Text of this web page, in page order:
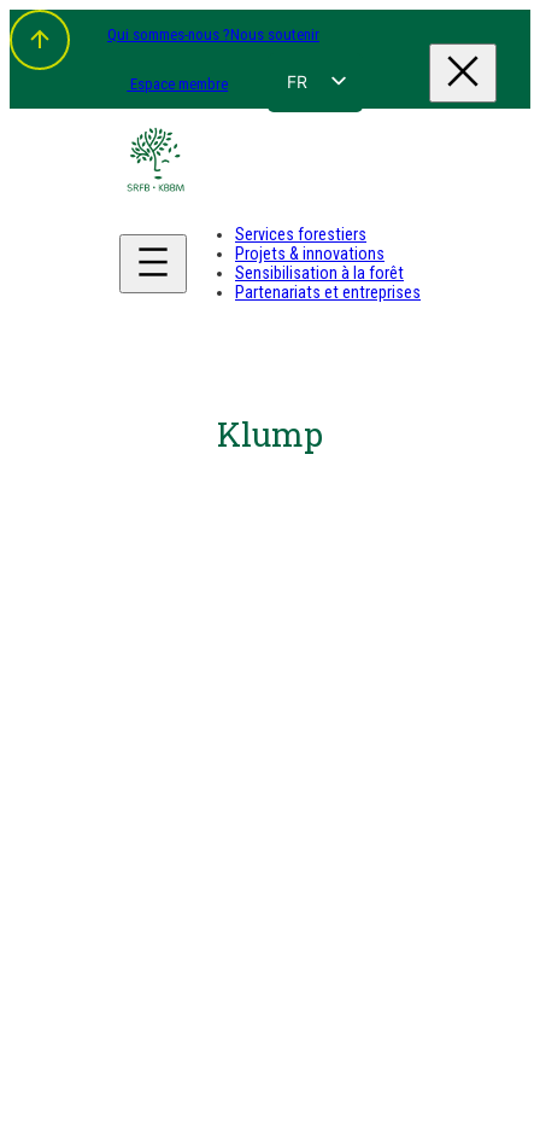
Qui sommes-nous ?Nous soutenir
Espace membre FR
DE
Services forestiers
Projets & innovations
Sensibilisation à la forêt
Partenariats et entreprises
Klump